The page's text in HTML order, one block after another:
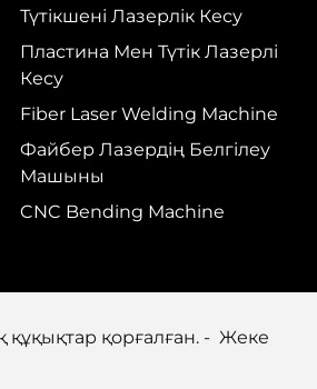
Түтікшені Лазерлік Кесу
Пластина Мен Түтік Лазерлі
Кесу
Fiber Laser Welding Machine
Файбер Лазердің Белгілеу
Машыны
CNC Bending Machine
қорғалған. - Жеке